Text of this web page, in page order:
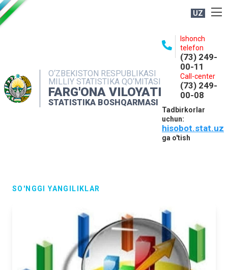
UZ
O‘ZBEKISTON RESPUBLIKASI
MILLIY STATISTIKA QO‘MITASI
FARG'ONA VILOYATI
STATISTIKA BOSHQARMASI
Ishonch
telefon
(73) 249-
00-11
Call-center
(73) 249-
00-08
Tadbirkorlar
uchun:
hisobot.stat.uz
ga o'tish
NASHRLAR
INTERAKTIV XIZMATLAR
MATBUOT XIZMATI
SO'NGGI YANGILIKLAR